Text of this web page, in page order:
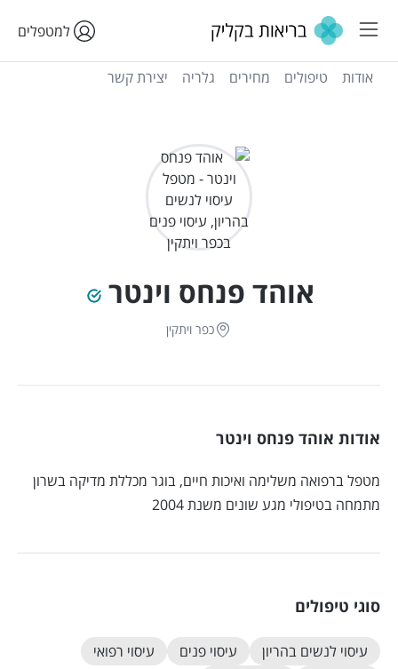
למטפלים
אוהד פנחס וינטר
כפר ויתקין
אודות טיפולים מחירים גלריה יצירת קשר
אודות אוהד פנחס וינטר
מטפל ברפואה משלימה ואיכות חיים, בוגר מכללת מדיקה בשרון
מתמחה בטיפולי מגע שונים משנת 2004
סוגי טיפולים
עיסוי לנשים בהריון עיסוי פנים
עיסוי רפואי